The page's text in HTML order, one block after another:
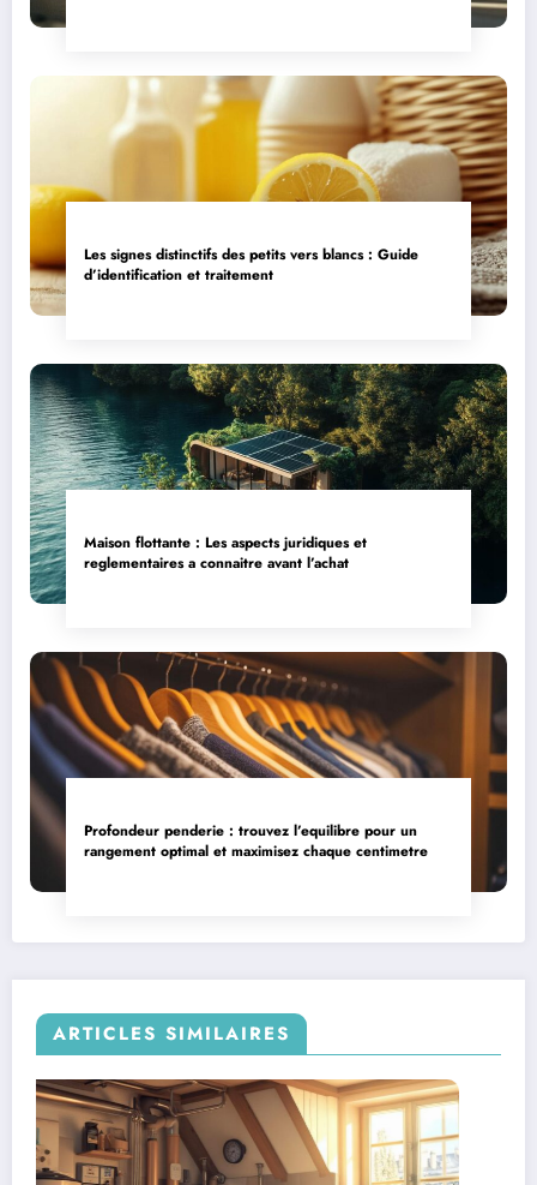
Les signes distinctifs des petits vers blancs : Guide
d’identification et traitement
Maison flottante : Les aspects juridiques et
reglementaires a connaitre avant l’achat
Profondeur penderie : trouvez l’equilibre pour un
rangement optimal et maximisez chaque centimetre
ARTICLES SIMILAIRES